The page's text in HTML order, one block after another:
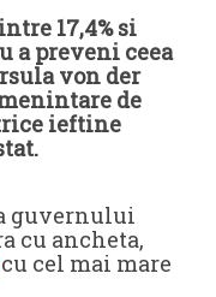
17,4% si
a preveni ceea
von der
de
ieftine
guvernului
cu ancheta,
cu cel mai mare